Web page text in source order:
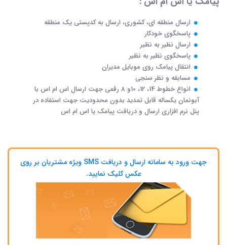
ارسال منطقه ای، کشوری، ارسال به کدپستی یک منطقه
پاسخگوی خودکار
ارسال نظیر به نظیر
پاسخگوی نظیر به نظیر
انتقال پیامک روی موبایل مدیران
مسابقه و نظر سنجی
انواع خطوط 14، 12، 10و 8 رقمی جهت ارسال اس ام اس با
آبونمان یکساله قابل تمدید بدون محدودیت جهت استفاده در
پنل نرم افزاری ارسال و دریافت پیامک یا اس ام اس
جهت ورود به سامانه ارسال و دریافت SMS ویژه مشتریان بر روی
عکس کلیک نمایید.